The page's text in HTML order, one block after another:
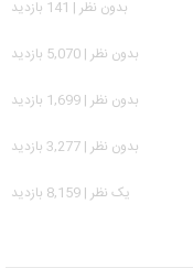
بدون نظر | 141 بازدید
بدون نظر | 5,070 بازدید
بدون نظر | 1,699 بازدید
بدون نظر | 3,277 بازدید
يک نظر | 8,159 بازدید